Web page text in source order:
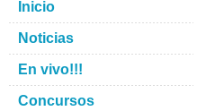
Inicio
Noticias
En vivo!!!
Concursos